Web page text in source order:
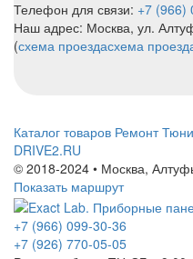
Телефон для связи: +7 (966)
Наш адрес: Москва, ул.
(схема проездасхема
Каталог товаров Ремонт
DRIVE2.RU
© 2018-2024 • Москва,
Показать маршрут
+7 (966) 099-30-36
+7 (926) 770-05-05